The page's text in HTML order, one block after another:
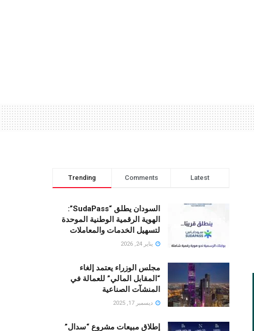
Trending Comments Latest
السودان يطلق “SudaPass”:
الهوية الرقمية الوطنية الموحدة
لتسهيل الخدمات والمعاملات
يناير 24, 2026
مجلس الوزراء يعتمد إلغاء
“المقابل المالي” للعمالة في
المنشآت الصناعية
ديسمبر 17, 2025
إطلاق مبيعات مشروع “سدال”